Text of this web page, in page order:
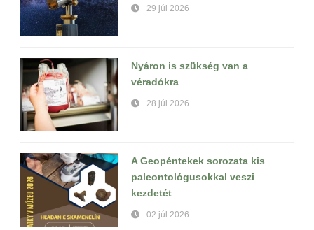
29 júl 2026
Nyáron is szükség van a
véradókra
28 júl 2026
A Geopéntekek sorozata kis
paleontológusokkal veszi
kezdetét
02 júl 2026